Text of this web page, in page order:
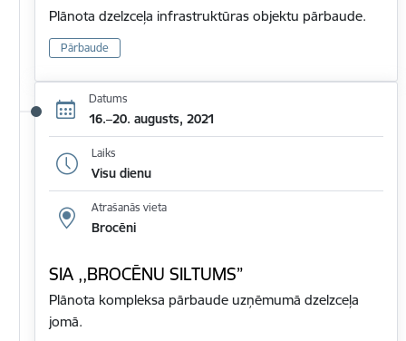
Plānota dzelzceļa infrastruktūras objektu pārbaude.
Pārbaude
Datums
16.–20. augusts, 2021
Laiks
Visu dienu
Atrašanās vieta
Brocēni
SIA ,,BROCĒNU SILTUMS”
Plānota kompleksa pārbaude uzņēmumā dzelzceļa
jomā.